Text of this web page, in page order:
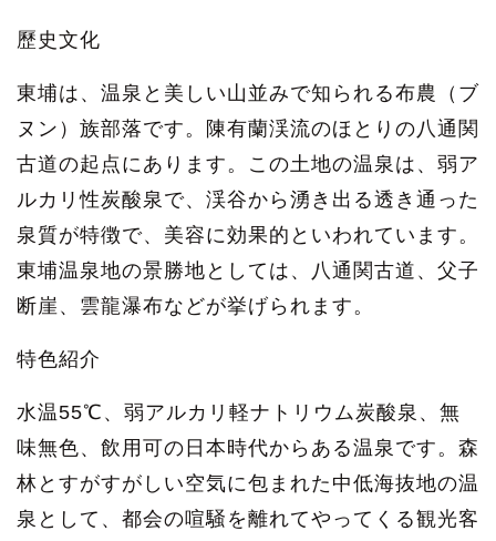
歷史文化
東埔は、温泉と美しい山並みで知られる布農（ブ
ヌン）族部落です。陳有蘭渓流のほとりの八通関
古道の起点にあります。この土地の温泉は、弱ア
ルカリ性炭酸泉で、渓谷から湧き出る透き通った
泉質が特徴で、美容に効果的といわれています。
東埔温泉地の景勝地としては、八通関古道、父子
断崖、雲龍瀑布などが挙げられます。
特色紹介
水温55℃、弱アルカリ軽ナトリウム炭酸泉、無
味無色、飲用可の日本時代からある温泉です。森
林とすがすがしい空気に包まれた中低海抜地の温
泉として、都会の喧騒を離れてやってくる観光客